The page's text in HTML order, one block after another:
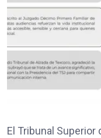
El Tribunal